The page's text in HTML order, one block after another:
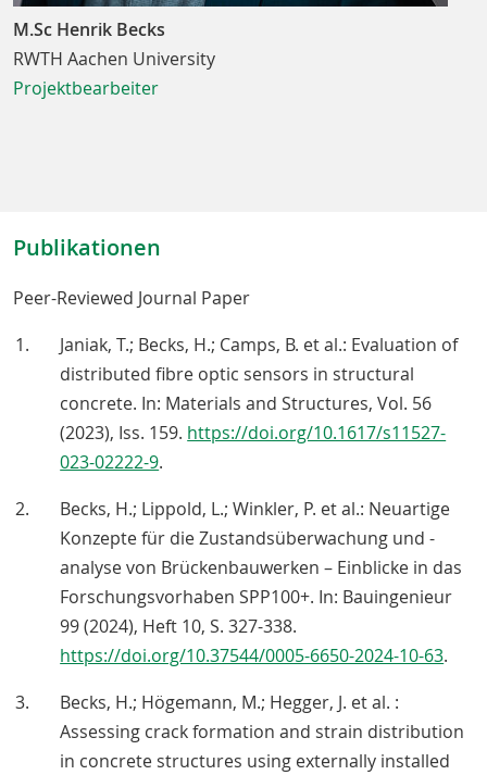
M.Sc Henrik Becks
RWTH Aachen University
Projektbearbeiter
Publikationen
Peer-Reviewed Journal Paper
Janiak, T.; Becks, H.; Camps, B. et al.: Evaluation of
distributed fibre optic sensors in structural
concrete. In: Materials and Structures, Vol. 56
(2023), Iss. 159. https://doi.org/10.1617/s11527-
023-02222-9.
Becks, H.; Lippold, L.; Winkler, P. et al.: Neuartige
Konzepte für die Zustandsüberwachung und -
analyse von Brückenbauwerken – Einblicke in das
Forschungsvorhaben SPP100+. In: Bauingenieur
99 (2024), Heft 10, S. 327-338.
https://doi.org/10.37544/0005-6650-2024-10-63.
Becks, H.; Högemann, M.; Hegger, J. et al. :
Assessing crack formation and strain distribution
in concrete structures using externally installed